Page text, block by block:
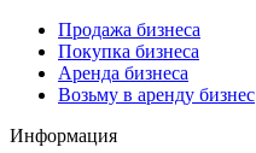
Продажа бизнеса
Покупка бизнеса
Аренда бизнеса
Возьму в аренду бизнес
Информация